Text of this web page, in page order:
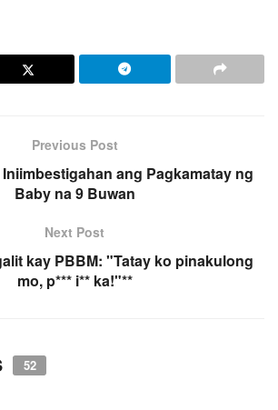
Previous Post
ang Pagkamatay ng
Baby na 9 Buwan
Next Post
kay PBBM: "Tatay ko pinakulong
mo, p*** i** ka!"**
52